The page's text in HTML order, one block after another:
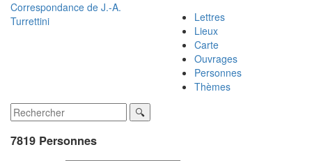
Correspondance de J.-A.
Turrettini
Lettres
Lieux
Carte
Ouvrages
Personnes
Thèmes
7819 Personnes